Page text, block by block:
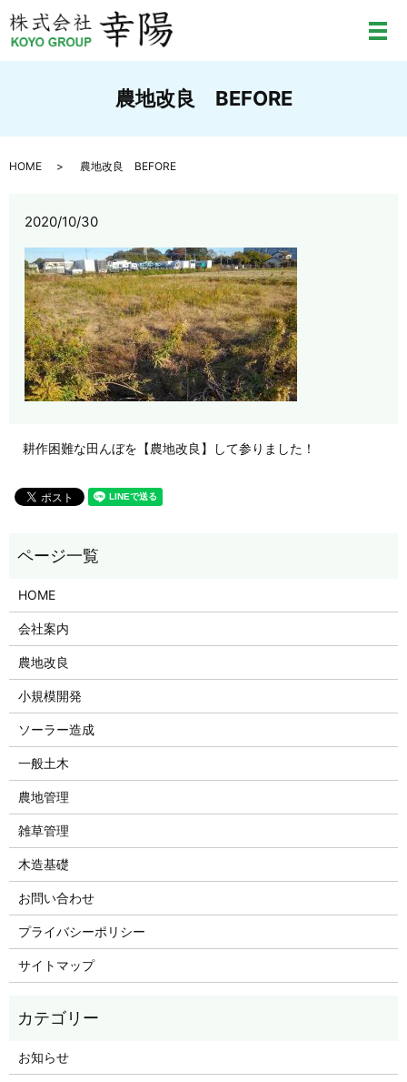
メ
農地改良 BEFORE
HOME 農地改良 BEFORE
2020/10/30
耕作困難な田んぼを【農地改良】して参りました！
HOME
会社案内
農地改良
小規模開発
ソーラー造成
一般土木
農地管理
雑草管理
木造基礎
お問い合わせ
プライバシーポリシー
サイトマップ
お知らせ